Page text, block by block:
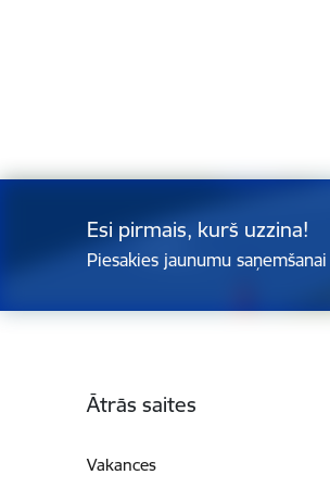
Esi pirmais, kurš uzzina!
Piesakies jaunumu
Ātrās saites
Vakances